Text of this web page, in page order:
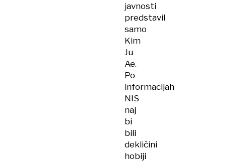
javnosti
predstavil
samo
Kim
Ju
Ae.
Po
informacijah
NIS
naj
bi
bili
dekličini
hobiji